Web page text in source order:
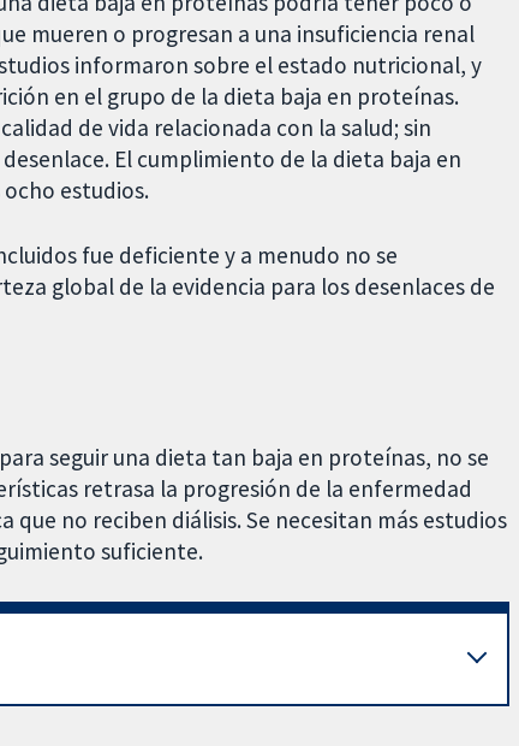
mueren o progresan a una insuficiencia renal
informaron sobre el estado nutricional, y
en el grupo de la dieta baja en proteínas.
de vida relacionada con la salud; sin
El cumplimiento de la dieta baja en
estudios.
fue deficiente y a menudo no se
global de la evidencia para los desenlaces de
seguir una dieta tan baja en proteínas, no se
retrasa la progresión de la enfermedad
no reciben diálisis. Se necesitan más estudios
suficiente.